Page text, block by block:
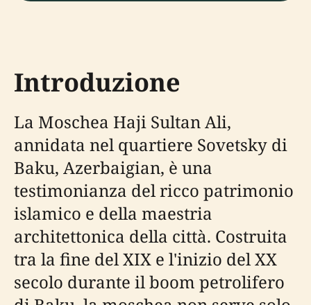
Introduzione
La Moschea Haji Sultan Ali,
annidata nel quartiere Sovetsky di
Baku, Azerbaigian, è una
testimonianza del ricco patrimonio
islamico e della maestria
architettonica della città. Costruita
tra la fine del XIX e l'inizio del XX
secolo durante il boom petrolifero